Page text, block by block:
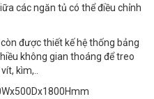
các ngăn tủ có thể điều chỉnh
được thiết kế hệ thống bảng
không gian thoáng để treo
kìm,..